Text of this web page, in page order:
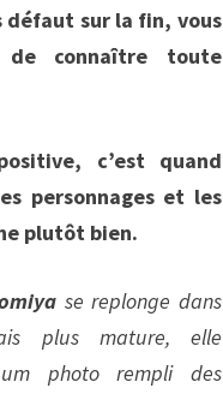
défaut sur la fin, vous
connaître toute
c’est quand
personnages et les
plutôt bien.
se replonge dans
plus mature, elle
photo rempli des